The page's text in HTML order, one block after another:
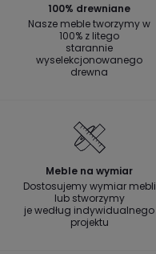
100% drewniane
Nasze meble tworzymy w
100% z litego
starannie
wyselekcjonowanego
drewna
Meble na wymiar
Dostosujemy wymiar mebli
lub stworzymy
je według indywidualnego
projektu